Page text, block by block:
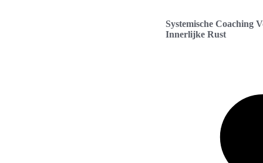
Systemische Coaching
Innerlijke Rust